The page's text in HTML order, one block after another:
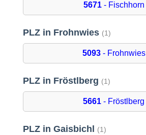
5671- Fischhorn
PLZ in Frohnwies (1)
5093- Frohnwies
PLZ in Fröstlberg (1)
5661 - Fröstlberg
PLZ in Gaisbichl (1)